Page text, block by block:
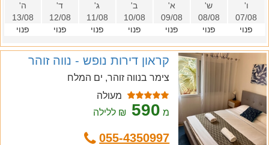
ו'
07/08
פנוי
ש'
08/08
פנוי
א'
09/08
פנוי
ב'
10/08
פנוי
ג'
11/08
פנוי
ד'
12/08
פנוי
ה'
13/08
פנוי
קראון דירות נופש - נווה זוהר
צימר בנווה זוהר, ים המלח
מעולה
מ 590 ₪ ללילה
055-4350997